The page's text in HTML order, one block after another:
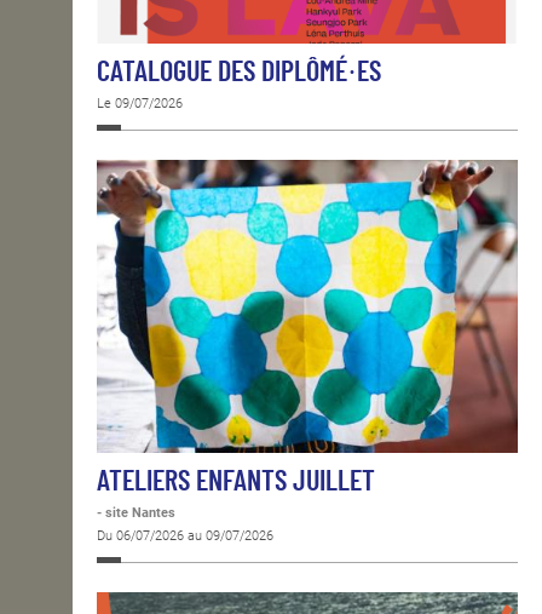
CATALOGUE DES DIPLÔMÉ·ES
Le 09/07/2026
ATELIERS ENFANTS JUILLET
- site Nantes
Du 06/07/2026 au 09/07/2026